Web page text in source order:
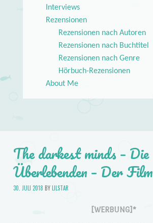
Interviews
Rezensionen
Rezensionen nach Autoren
Rezensionen nach Buchtitel
Rezensionen nach Genre
Hörbuch-Rezensionen
About Me
The darkest minds – Die
Überlebenden – Der Film
30. JULI 2018 BYLILSTAR
[WERBUNG]*